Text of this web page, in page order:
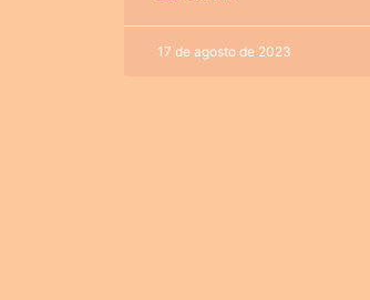
17 de agosto de 2023